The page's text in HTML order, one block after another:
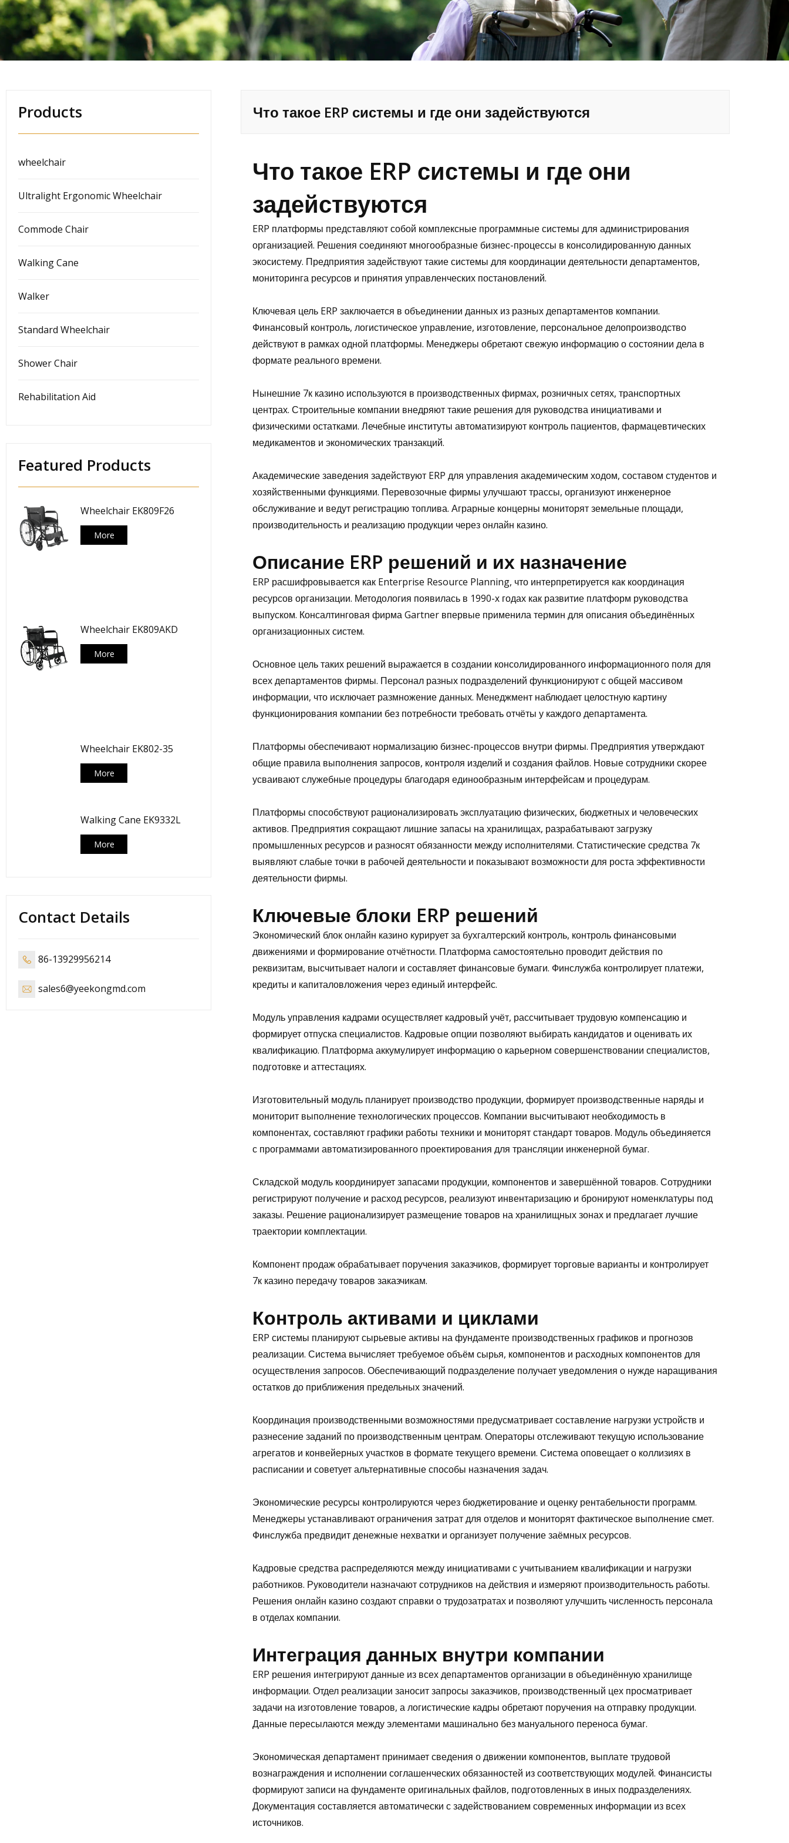
Products
wheelchair
Ultralight Ergonomic Wheelchair
Commode Chair
Walking Cane
Walker
Standard Wheelchair
Shower Chair
Rehabilitation Aid
Featured Products
Wheelchair EK809F26
More
Wheelchair EK809AKD
More
Wheelchair EK802-35
More
Walking Cane EK9332L
More
Contact Details
86-13929956214
sales6@yeekongmd.com
Что такое ERP системы и где они задействуются
Что такое ERP системы и где они
задействуются
ERP платформы представляют собой комплексные программные системы для администрирования
организацией. Решения соединяют многообразные бизнес-процессы в консолидированную данных
экосистему. Предприятия задействуют такие системы для координации деятельности департаментов,
мониторинга ресурсов и принятия управленческих постановлений.
Ключевая цель ERP заключается в объединении данных из разных департаментов компании.
Финансовый контроль, логистическое управление, изготовление, персональное делопроизводство
действуют в рамках одной платформы. Менеджеры обретают свежую информацию о состоянии дела в
формате реального времени.
Нынешние 7к казино используются в производственных фирмах, розничных сетях, транспортных
центрах. Строительные компании внедряют такие решения для руководства инициативами и
физическими остатками. Лечебные институты автоматизируют контроль пациентов, фармацевтических
медикаментов и экономических транзакций.
Академические заведения задействуют ERP для управления академическим ходом, составом студентов и
хозяйственными функциями. Перевозочные фирмы улучшают трассы, организуют инженерное
обслуживание и ведут регистрацию топлива. Аграрные концерны мониторят земельные площади,
производительность и реализацию продукции через онлайн казино.
Описание ERP решений и их назначение
ERP расшифровывается как Enterprise Resource Planning, что интерпретируется как координация
ресурсов организации. Методология появилась в 1990-х годах как развитие платформ руководства
выпуском. Консалтинговая фирма Gartner впервые применила термин для описания объединённых
организационных систем.
Основное цель таких решений выражается в создании консолидированного информационного поля для
всех департаментов фирмы. Персонал разных подразделений функционируют с общей массивом
информации, что исключает размножение данных. Менеджмент наблюдает целостную картину
функционирования компании без потребности требовать отчёты у каждого департамента.
Платформы обеспечивают нормализацию бизнес-процессов внутри фирмы. Предприятия утверждают
общие правила выполнения запросов, контроля изделий и создания файлов. Новые сотрудники скорее
усваивают служебные процедуры благодаря единообразным интерфейсам и процедурам.
Платформы способствуют рационализировать эксплуатацию физических, бюджетных и человеческих
активов. Предприятия сокращают лишние запасы на хранилищах, разрабатывают загрузку
промышленных ресурсов и разносят обязанности между исполнителями. Статистические средства 7к
выявляют слабые точки в рабочей деятельности и показывают возможности для роста эффективности
деятельности фирмы.
Ключевые блоки ERP решений
Экономический блок онлайн казино курирует за бухгалтерский контроль, контроль финансовыми
движениями и формирование отчётности. Платформа самостоятельно проводит действия по
реквизитам, высчитывает налоги и составляет финансовые бумаги. Финслужба контролирует платежи,
кредиты и капиталовложения через единый интерфейс.
Модуль управления кадрами осуществляет кадровый учёт, рассчитывает трудовую компенсацию и
формирует отпуска специалистов. Кадровые опции позволяют выбирать кандидатов и оценивать их
квалификацию. Платформа аккумулирует информацию о карьерном совершенствовании специалистов,
подготовке и аттестациях.
Изготовительный модуль планирует производство продукции, формирует производственные наряды и
мониторит выполнение технологических процессов. Компании высчитывают необходимость в
компонентах, составляют графики работы техники и мониторят стандарт товаров. Модуль объединяется
с программами автоматизированного проектирования для трансляции инженерной бумаг.
Складской модуль координирует запасами продукции, компонентов и завершённой товаров. Сотрудники
регистрируют получение и расход ресурсов, реализуют инвентаризацию и бронируют номенклатуры под
заказы. Решение рационализирует размещение товаров на хранилищных зонах и предлагает лучшие
траектории комплектации.
Компонент продаж обрабатывает поручения заказчиков, формирует торговые варианты и контролирует
7к казино передачу товаров заказчикам.
Контроль активами и циклами
ERP системы планируют сырьевые активы на фундаменте производственных графиков и прогнозов
реализации. Система вычисляет требуемое объём сырья, компонентов и расходных компонентов для
осуществления запросов. Обеспечивающий подразделение получает уведомления о нужде наращивания
остатков до приближения предельных значений.
Координация производственными возможностями предусматривает составление нагрузки устройств и
разнесение заданий по производственным центрам. Операторы отслеживают текущую использование
агрегатов и конвейерных участков в формате текущего времени. Система оповещает о коллизиях в
расписании и советует альтернативные способы назначения задач.
Экономические ресурсы контролируются через бюджетирование и оценку рентабельности программ.
Менеджеры устанавливают ограничения затрат для отделов и мониторят фактическое выполнение смет.
Финслужба предвидит денежные нехватки и организует получение заёмных ресурсов.
Кадровые средства распределяются между инициативами с учитыванием квалификации и нагрузки
работников. Руководители назначают сотрудников на действия и измеряют производительность работы.
Решения онлайн казино создают справки о трудозатратах и позволяют улучшить численность персонала
в отделах компании.
Интеграция данных внутри компании
ERP решения интегрируют данные из всех департаментов организации в объединённую хранилище
информации. Отдел реализации заносит запросы заказчиков, производственный цех просматривает
задачи на изготовление товаров, а логистические кадры обретают поручения на отправку продукции.
Данные пересылаются между элементами машинально без мануального переноса бумаг.
Экономическая департамент принимает сведения о движении компонентов, выплате трудовой
вознаграждения и исполнении соглашенческих обязанностей из соответствующих модулей. Финансисты
формируют записи на фундаменте оригинальных файлов, подготовленных в иных подразделениях.
Документация составляется автоматически с задействованием современных информации из всех
источников.